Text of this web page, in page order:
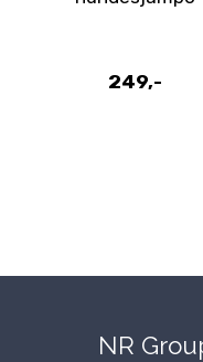
249,-
NR